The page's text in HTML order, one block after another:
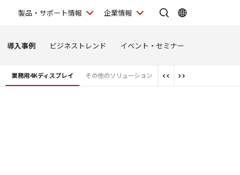
製品・サポート情報 企業情報
導入事例 ビジネストレンド イベント・セミナー
業務用4Kディスプレイ その他のソリューション